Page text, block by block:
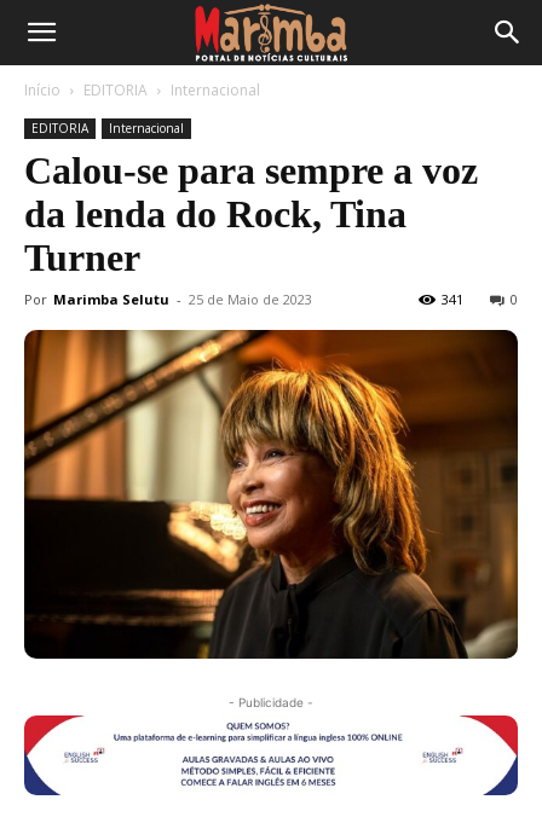
Início EDITORIA Internacional
EDITORIA Internacional
Calou-se para sempre a voz
da lenda do Rock, Tina
Turner
Por Marimba Selutu - 25 de Maio de 2023 0
341
- Publicidade -